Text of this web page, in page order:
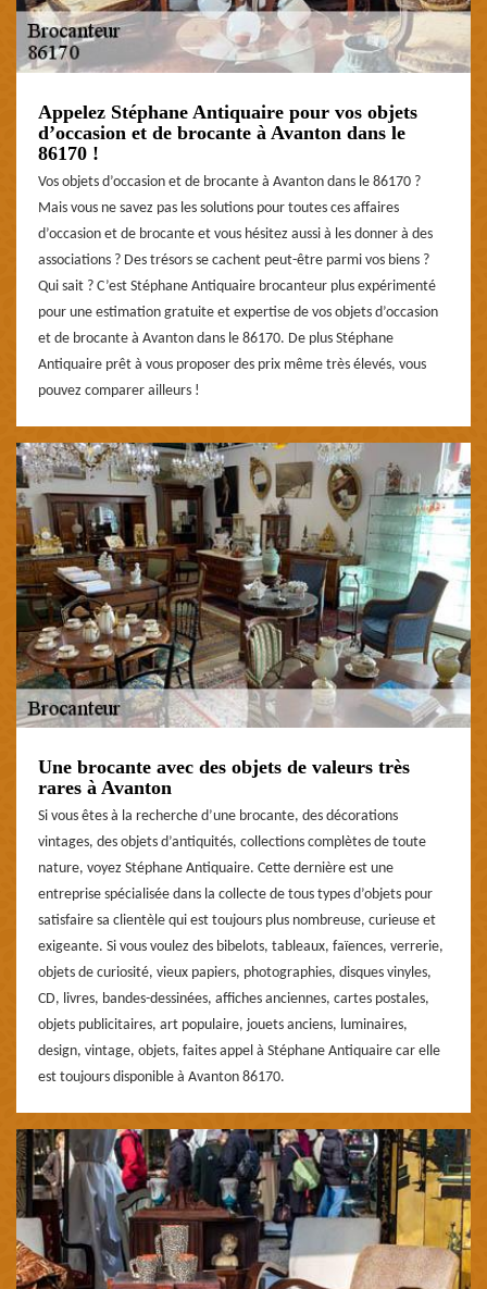
Appelez Stéphane Antiquaire pour vos objets
d’occasion et de brocante à Avanton dans le
86170 !
Vos objets d’occasion et de brocante à Avanton dans le 86170 ?
Mais vous ne savez pas les solutions pour toutes ces affaires
d’occasion et de brocante et vous hésitez aussi à les donner à des
associations ? Des trésors se cachent peut-être parmi vos biens ?
Qui sait ? C’est Stéphane Antiquaire brocanteur plus expérimenté
pour une estimation gratuite et expertise de vos objets d’occasion
et de brocante à Avanton dans le 86170. De plus Stéphane
Antiquaire prêt à vous proposer des prix même très élevés, vous
pouvez comparer ailleurs !
Une brocante avec des objets de valeurs très
rares à Avanton
Si vous êtes à la recherche d’une brocante, des décorations
vintages, des objets d’antiquités, collections complètes de toute
nature, voyez Stéphane Antiquaire. Cette dernière est une
entreprise spécialisée dans la collecte de tous types d’objets pour
satisfaire sa clientèle qui est toujours plus nombreuse, curieuse et
exigeante. Si vous voulez des bibelots, tableaux, faïences, verrerie,
objets de curiosité, vieux papiers, photographies, disques vinyles,
CD, livres, bandes-dessinées, affiches anciennes, cartes postales,
objets publicitaires, art populaire, jouets anciens, luminaires,
design, vintage, objets, faites appel à Stéphane Antiquaire car elle
est toujours disponible à Avanton 86170.